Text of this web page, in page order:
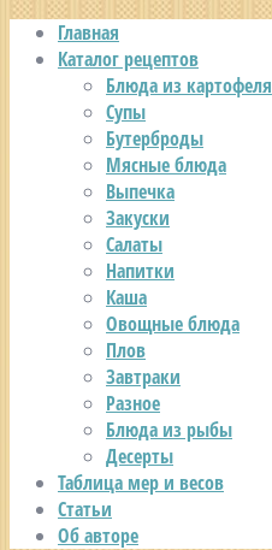
Главная
Каталог рецептов
Блюда из картофеля
Супы
Бутерброды
Мясные блюда
Выпечка
Закуски
Салаты
Напитки
Каша
Овощные блюда
Плов
Завтраки
Разное
Блюда из рыбы
Десерты
Таблица мер и весов
Статьи
Об авторе